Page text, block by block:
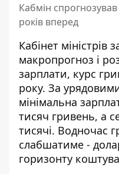
Кабмін
років вперед
Кабінет міністрів
макропрогноз і
зарплати, курс
року. За
мінімальна
тисяч гривень, а
тисячі. Водночас
слабшатиме -
горизонту